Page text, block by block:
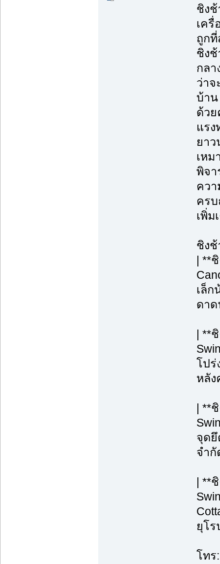
ชิงช้
เครื่
ถูกที่
ชิงช้
กลา
ว่าจ
บ้าน
ด้วย
แร
ยาว
เหม
พิจา
ควา
คร
เพิ่ม
ชิงช้
| **
เล็ก
ดา
| **
โปร่
หลัง
| **
จุด
จำกั
| **
ยุโ
โทร